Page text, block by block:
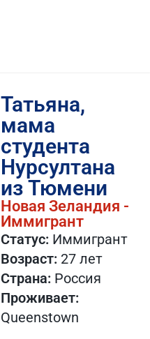
Татьяна,
мама
студента
Нурсултана
из Тюмени
Новая Зеландия -
Иммигрант
Статус: Иммигрант
Возраст: 27 лет​
Страна: Россия
Проживает:
Queenstown